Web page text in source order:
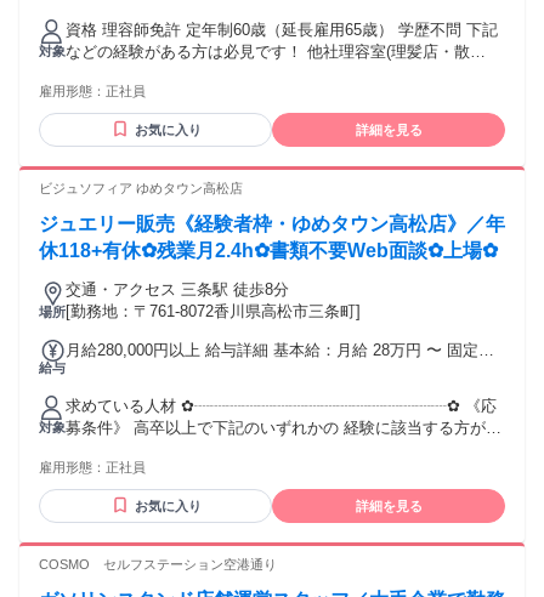
円～8万7,780円 研修中 月給 32万1,200円～35万1,120円（研
修期間 6 ヶ月） 研修中 固定残業時間（トータル） 44時間/月
研修中 残業代 8万300円～8万7,780円 固定時間外手当（44h
分）80,300円～87,780円含む。超過分別途支給。 ※上記給与
店舗売上に応じて支給
対象
資格 理容師免許 定年制60歳（延長雇用65歳） 学歴不問 下記
などの経験がある方は必見です！ 他社理容室(理髪店・散
タイリストなど
雇用形態： 正社員
お気に入り 詳細を見る
ビジュソフィア ゆめタウン高松店
ジュエリー販売《経験者枠・ゆめタウン高松店》／年
休118+有休✿残業月2.4h✿書類不要Web面談✿上場✿
場所
交通・アクセス 三条駅 徒歩8分
[勤務地：〒761-8072香川県高松市三条町]
給与
月給280,000円以上 給与詳細 基本給：月給 28万円 〜 固定残
勤・家族手当金額：なし 全員に一律で支払われるその他手当
金額：なし
対象
求めている人材 ✿┈┈┈┈┈┈┈┈┈┈┈┈┈┈┈┈✿ 《応
募条件》 高卒以上で下記のいずれかの 経験に該当する方が対
て総合的な判断により 別途、オファー金額に変動がある 可能
性がございます。 マネジメント経験者は優遇。 ✥【必須条
件】 ￣￣￣￣￣￣￣￣￣￣￣￣￣￣￣￣￣ ・ジュエリー販売
販売経験5年以上 ✥【小売販売経験の具体例】 ￣￣￣￣￣￣
雇用形態： 正社員
お気に入り 詳細を見る
COSMO セルフステーション空港通り